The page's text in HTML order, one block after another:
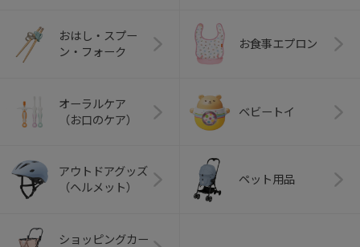
おはし・スプー
ン・フォーク
お食事エプロン
オーラルケア
（お口のケア）
ベビートイ
アウトドアグッズ
（ヘルメット）
ペット用品
ショッピングカー